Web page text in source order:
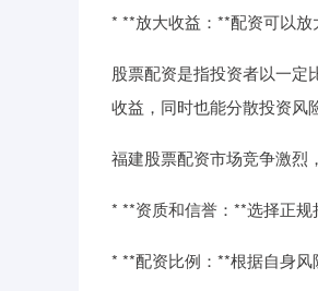
* **放大收益：**配资可以放
股票配资是指投资者以一
收益，同时也能分散投资风险
福建股票配资市场竞争激烈
* **资质和信誉：**选择正规
* **配资比例：**根据自身风